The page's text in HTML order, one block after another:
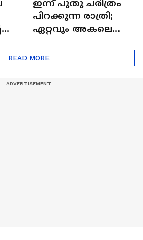
ഇന്ന് പുതു ചരിത്രം
പിറക്കുന്ന രാത്രി;
ഏറ്റവും അകലെ
READ MORE